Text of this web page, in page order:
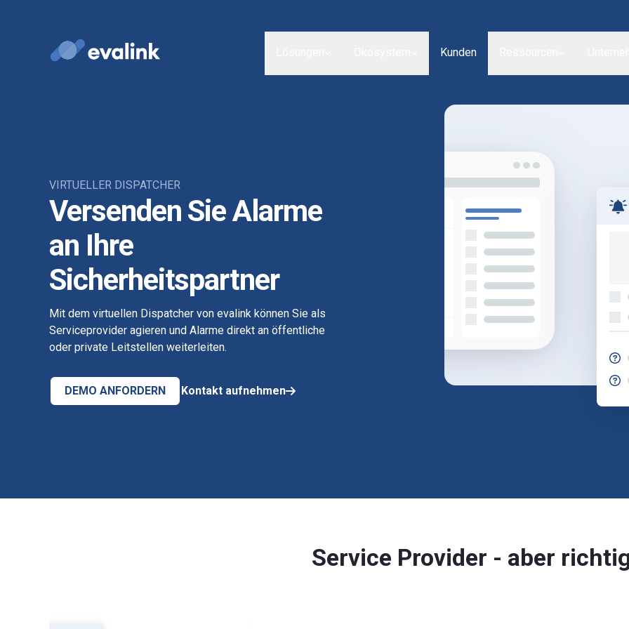
Kunden
VIRTUELLER DISPATCHER
Versenden Sie Alarme
an Ihre
Sicherheitspartner
Mit dem virtuellen Dispatcher von evalink können Sie als
Serviceprovider agieren und Alarme direkt an öffentliche
oder private Leitstellen weiterleiten.
DEMO ANFORDERN Kontakt aufnehmen
Service Provider - aber